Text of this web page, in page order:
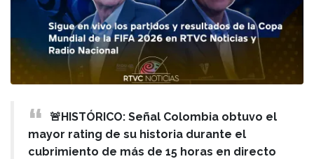
🚨HISTÓRICO: Señal Colombia obtuvo el
mayor rating de su historia durante el
cubrimiento de más de 15 horas en directo